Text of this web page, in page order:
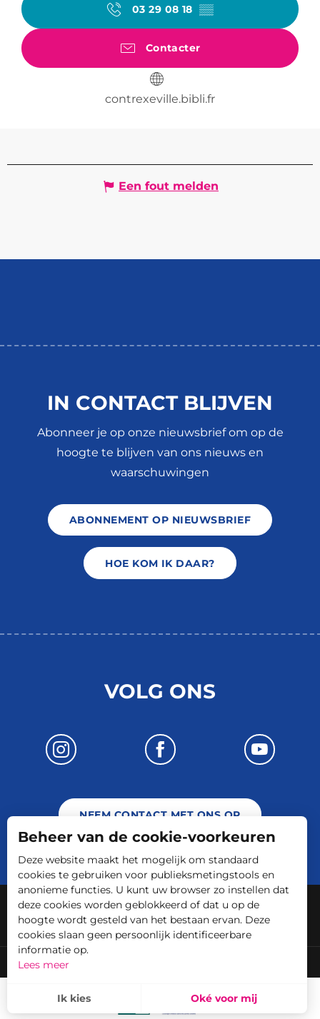
03 29 08 18 ▒▒
Contacter
contrexeville.bibli.fr
Een fout melden
IN CONTACT BLIJVEN
Abonneer je op onze nieuwsbrief om op de
hoogte te blijven van ons nieuws en
waarschuwingen
ABONNEMENT OP NIEUWSBRIEF
HOE KOM IK DAAR?
VOLG ONS
NEEM CONTACT MET ONS OP
Juridische informatie - Plattegrond -
ALGEMENE VOORWAARDEN
Engagements et labels
Beheer van de cookie-voorkeuren
Deze website maakt het mogelijk om standaard
cookies te gebruiken voor publieksmetingstools en
anonieme functies. U kunt uw browser zo instellen dat
deze cookies worden geblokkeerd of dat u op de
hoogte wordt gesteld van het bestaan ervan. Deze
cookies slaan geen persoonlijk identificeerbare
informatie op.
Lees meer
Ik kies Oké voor mij